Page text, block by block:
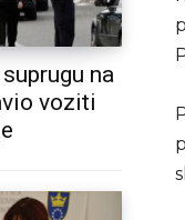
na
voziti